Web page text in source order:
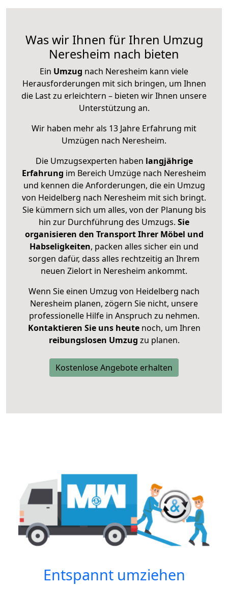
Was wir Ihnen für Ihren Umzug
Neresheim nach bieten
Ein Umzug nach Neresheim kann viele
Herausforderungen mit sich bringen, um Ihnen
die Last zu erleichtern – bieten wir Ihnen unsere
Unterstützung an.
Wir haben mehr als 13 Jahre Erfahrung mit
Umzügen nach Neresheim.
Die Umzugsexperten haben langjährige
Erfahrung im Bereich Umzüge nach Neresheim
und kennen die Anforderungen, die ein Umzug
von Heidelberg nach Neresheim mit sich bringt.
Sie kümmern sich um alles, von der Planung bis
hin zur Durchführung des Umzugs. Sie
organisieren den Transport Ihrer Möbel und
Habseligkeiten, packen alles sicher ein und
sorgen dafür, dass alles rechtzeitig an Ihrem
neuen Zielort in Neresheim ankommt.
Wenn Sie einen Umzug von Heidelberg nach
Neresheim planen, zögern Sie nicht, unsere
professionelle Hilfe in Anspruch zu nehmen.
Kontaktieren Sie uns heutenoch, um Ihren
reibungslosen Umzug zu planen.
Kostenlose Angebote erhalten
Entspannt umziehen